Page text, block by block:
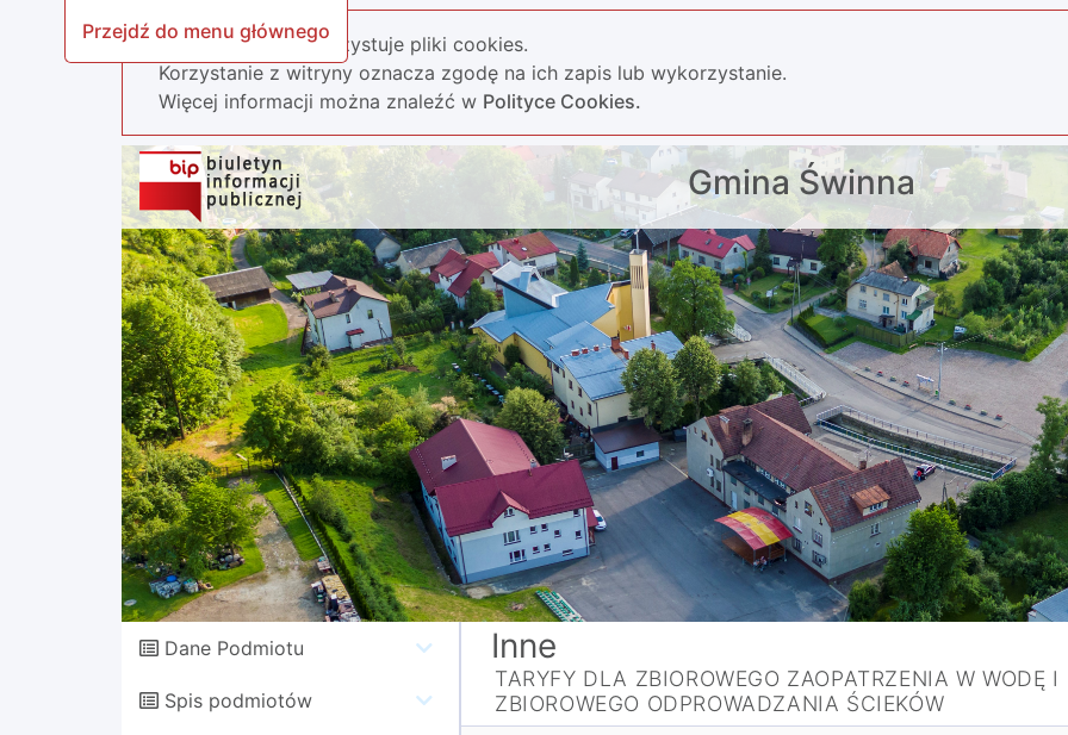
Przejdź do menu głównego
Nasza strona wykorzystuje pliki cookies.
Korzystanie z witryny oznacza zgodę na ich zapis lub wykorzystanie.
Więcej informacji można znaleźć w Polityce Cookies.
Gmina Świnna
Dane Podmiotu
Spis podmiotów
Inne
TARYFY DLA ZBIOROWEGO ZAOPATRZENIA W WODĘ I
ZBIOROWEGO ODPROWADZANIA ŚCIEKÓW